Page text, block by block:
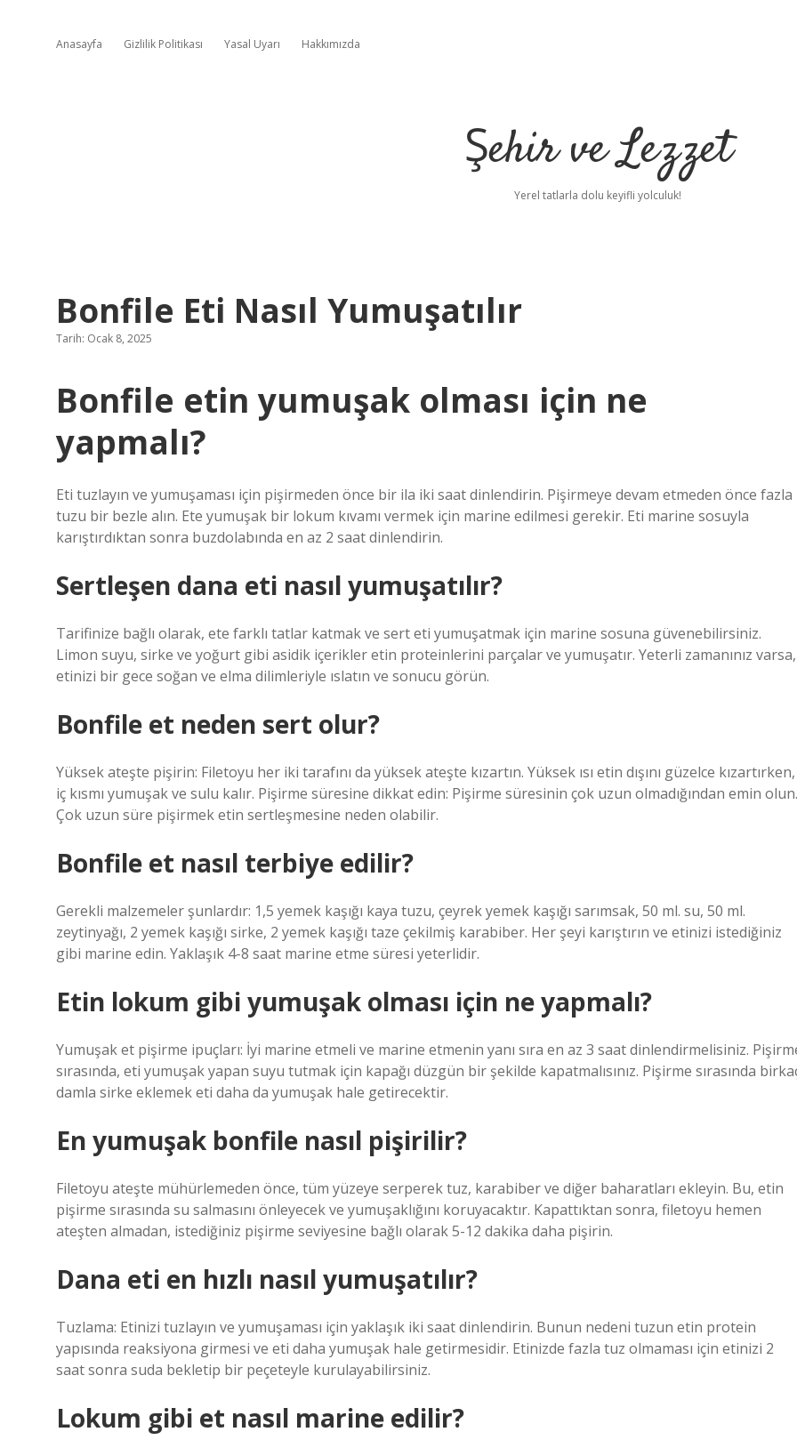
Anasayfa Gizlilik Politikası Yasal Uyarı Hakkımızda
Şehir ve Lezzet
Yerel tatlarla dolu keyifli yolculuk!
Bonfile Eti Nasıl Yumuşatılır
Tarih: Ocak 8, 2025
Bonfile etin yumuşak olması için ne
yapmalı?
Eti tuzlayın ve yumuşaması için pişirmeden önce bir ila iki saat dinlendirin. Pişirmeye devam etmeden önce fazla
tuzu bir bezle alın. Ete yumuşak bir lokum kıvamı vermek için marine edilmesi gerekir. Eti marine sosuyla
karıştırdıktan sonra buzdolabında en az 2 saat dinlendirin.
Sertleşen dana eti nasıl yumuşatılır?
Tarifinize bağlı olarak, ete farklı tatlar katmak ve sert eti yumuşatmak için marine sosuna güvenebilirsiniz.
Limon suyu, sirke ve yoğurt gibi asidik içerikler etin proteinlerini parçalar ve yumuşatır. Yeterli zamanınız varsa,
etinizi bir gece soğan ve elma dilimleriyle ıslatın ve sonucu görün.
Bonfile et neden sert olur?
Yüksek ateşte pişirin: Filetoyu her iki tarafını da yüksek ateşte kızartın. Yüksek ısı etin dışını güzelce kızartırken,
iç kısmı yumuşak ve sulu kalır. Pişirme süresine dikkat edin: Pişirme süresinin çok uzun olmadığından emin olun.
Çok uzun süre pişirmek etin sertleşmesine neden olabilir.
Bonfile et nasıl terbiye edilir?
Gerekli malzemeler şunlardır: 1,5 yemek kaşığı kaya tuzu, çeyrek yemek kaşığı sarımsak, 50 ml. su, 50 ml.
zeytinyağı, 2 yemek kaşığı sirke, 2 yemek kaşığı taze çekilmiş karabiber. Her şeyi karıştırın ve etinizi istediğiniz
gibi marine edin. Yaklaşık 4-8 ​​saat marine etme süresi yeterlidir.
Etin lokum gibi yumuşak olması için ne yapmalı?
Yumuşak et pişirme ipuçları: İyi marine etmeli ve marine etmenin yanı sıra en az 3 saat dinlendirmelisiniz.
sırasında, eti yumuşak yapan suyu tutmak için kapağı düzgün bir şekilde kapatmalısınız. Pişirme sırasında
damla sirke eklemek eti daha da yumuşak hale getirecektir.
En yumuşak bonfile nasıl pişirilir?
Filetoyu ateşte mühürlemeden önce, tüm yüzeye serperek tuz, karabiber ve diğer baharatları ekleyin. Bu, etin
pişirme sırasında su salmasını önleyecek ve yumuşaklığını koruyacaktır. Kapattıktan sonra, filetoyu hemen
ateşten almadan, istediğiniz pişirme seviyesine bağlı olarak 5-12 dakika daha pişirin.
Dana eti en hızlı nasıl yumuşatılır?
Tuzlama: Etinizi tuzlayın ve yumuşaması için yaklaşık iki saat dinlendirin. Bunun nedeni tuzun etin protein
yapısında reaksiyona girmesi ve eti daha yumuşak hale getirmesidir. Etinizde fazla tuz olmaması için etinizi 2
saat sonra suda bekletip bir peçeteyle kurulayabilirsiniz.
Lokum gibi et nasıl marine edilir?